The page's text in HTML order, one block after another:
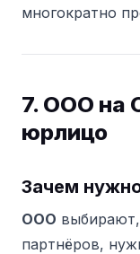
многократно
7. ООО на
юрлицо
Зачем
ООО выбирают,
партнёров,